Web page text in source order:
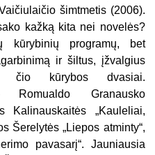
šimtmetis (2006).
kažką kita nei novelės?
kūrybinių programų, bet
ir šiltus, įžvalgius
čio kūrybos dvasiai.
Granausko
Kalinauskaitės „Kauleliai,
Šerelytės „Liepos atminty“,
pavasarį“. Jauniausia